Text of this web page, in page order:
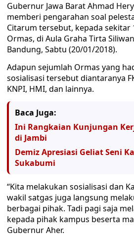
Gubernur Jawa Barat Ahmad
memberi pengarahan soal
Citarum tersebut, kepada sekitar
Ormas, di Aula Graha Tirta
Bandung, Sabtu (20/01/2018).
Adapun sejumlah Ormas yang
sosialisasi tersebut diantaranya
KNPI, HMI, dan lainnya.
Baca Juga:
Ini Rangkaian Kunjungan
di Jambi
Demiz Apresiasi Geliat Seni
Sukabumi
“Kita melakukan sosialisasi dan
wakil satgas juga langsung
berbagai pihak. Tadi pagi saja
kepada pihak kampus beserta
Gubernur Aher.